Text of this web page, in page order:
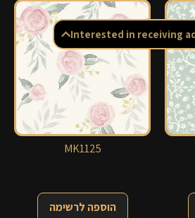
MK1125
הוספה לרשימה
Interested in receiving